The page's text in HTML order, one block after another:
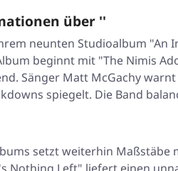
über ''
neunten Studioalbum "An
beginnt mit "The Nimis
Sänger Matt McGachy
spiegelt. Die Band
setzt weiterhin